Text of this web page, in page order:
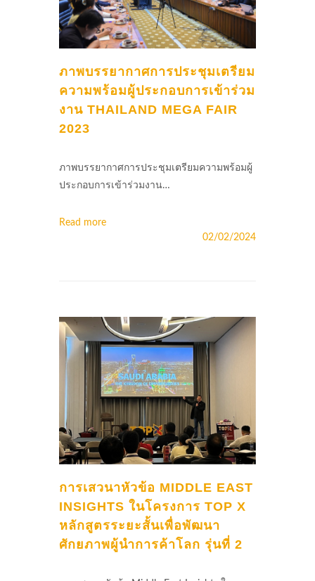
ภาพบรรยากาศการประชุมเตรียม
ความพร้อมผู้ประกอบการเข้าร่วม
งาน THAILAND MEGA FAIR
2023
ภาพบรรยากาศการประชุมเตรียมความพร้อมผู้
ประกอบการเข้าร่วมงาน…
Read more
02/02/2024
การเสวนาหัวข้อ MIDDLE EAST
INSIGHTS ในโครงการ TOP X
หลักสูตรระยะสั้นเพื่อพัฒนา
ศักยภาพผู้นำการค้าโลก รุ่นที่ 2